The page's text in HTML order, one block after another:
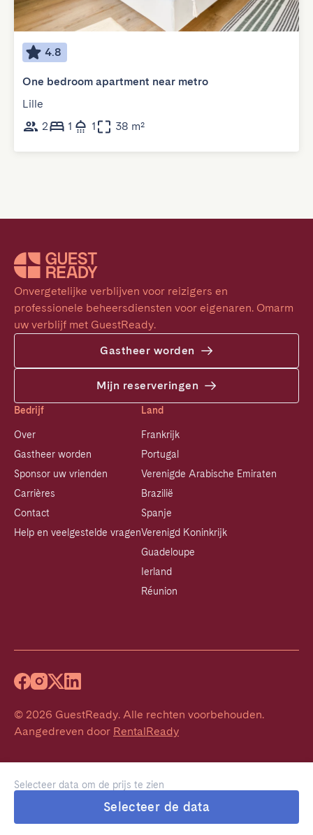
Selecteer data om de prijs te zien
Selecteer de data
4.8
One bedroom apartment near metro
Lille
2
1 1 38 m²
Onvergetelijke verblijven voor reizigers en
professionele beheersdiensten voor eigenaren. Omarm
uw verblijf met GuestReady.
Gastheer worden
Mijn reserveringen
Bedrijf
Over
Gastheer worden
Sponsor uw vrienden
Carrières
Contact
Help en veelgestelde vragen
Land
Frankrijk
Portugal
Verenigde Arabische Emiraten
Brazilië
Spanje
Verenigd Koninkrijk
Guadeloupe
Ierland
Réunion
© 2026 GuestReady. Alle rechten voorbehouden.
Aangedreven door RentalReady